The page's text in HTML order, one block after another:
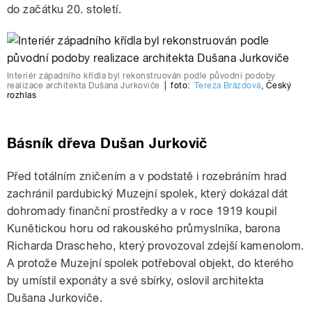
do začátku 20. století.
Interiér západního křídla byl rekonstruován podle původní podoby
realizace architekta Dušana Jurkoviče
foto: Tereza Brázdová, Český
rozhlas
Básník dřeva Dušan Jurkovič
Před totálním zničením a v podstatě i rozebráním hrad
zachránil pardubický Muzejní spolek, který dokázal dát
dohromady finanční prostředky a v roce 1919 koupil
Kunětickou horu od rakouského průmyslníka, barona
Richarda Drascheho, který provozoval zdejší kamenolom.
A protože Muzejní spolek potřeboval objekt, do kterého
by umístil exponáty a své sbírky, oslovil architekta
Dušana Jurkoviče.